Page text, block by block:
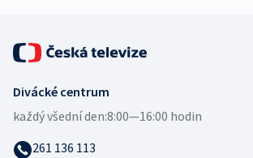
Divácké centrum
každý všední den:8:00—16:00 hodin
261 136 113